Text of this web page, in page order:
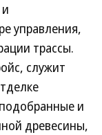
управления,
трассы.
служит
и
древесины,